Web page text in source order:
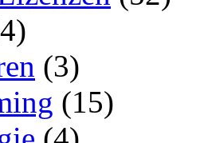
(3)
(15)